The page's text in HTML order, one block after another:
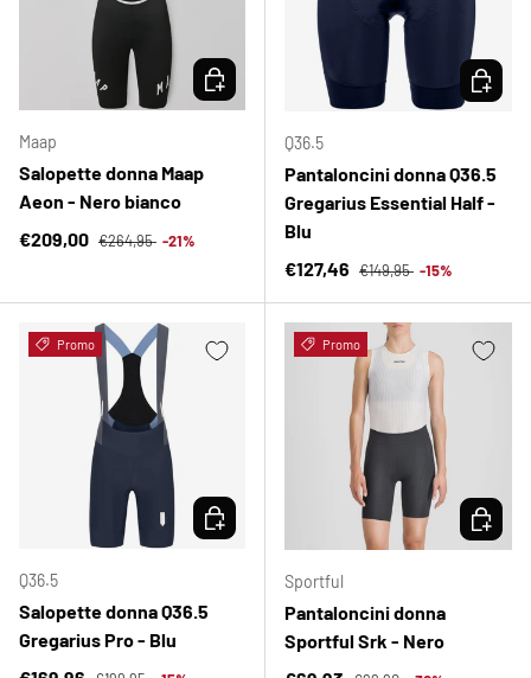
Maap
Salopette donna Maap
Aeon - Nero bianco
Prezzo di vendita
€209,00 Prezzo normale
€264,95 -21%
SCEGLI OPZIONI
Q36.5
Pantaloncini donna Q36.5
Gregarius Essential Half -
Blu
Prezzo di vendita
€127,46 Prezzo normale
€149,95 -15%
SCEGLI
Promo
Q36.5
Salopette donna Q36.5
Gregarius Pro - Blu
Prezzo normale
SCEGLI OPZIONI
Promo
Sportful
Pantaloncini donna
Sportful Srk - Nero
Prezzo normale
SCEGLI